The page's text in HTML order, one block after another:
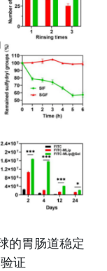
的胃肠道稳定
证